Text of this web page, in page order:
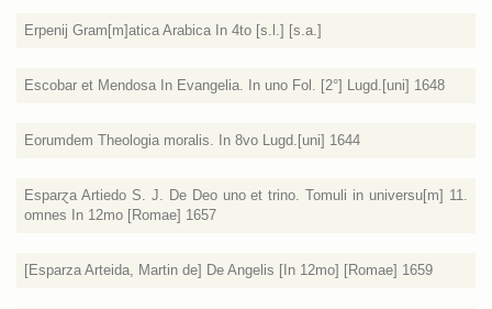
Erpenij Gram[m]atica Arabica In 4to [s.l.] [s.a.]
Escobar et Mendosa In Evangelia. In uno Fol. [2°] Lugd.[uni] 1648
Eorumdem Theologia moralis. In 8vo Lugd.[uni] 1644
Esparɀa Artiedo S. J. De Deo uno et trino. Tomuli in universu[m] 11.
omnes In 12mo [Romae] 1657
[Esparza Arteida, Martin de] De Angelis [In 12mo] [Romae] 1659